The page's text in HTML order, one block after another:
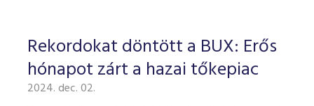
Jelzáloglevél indexek
Vállalati kötvény indexek
Azonnali Piac
Részvények
Származékos piac
Részvény szekció
Hitelpapír szekció
BÉT szabályzatok
Befektetővédelem
Alkalmazott díjstruktúra
Elszámolás
Részvény és vállalati kötvény tőzsdei bevezetését
program
BÉT Xtend - Részvénypiac egyszerűen
TŐZSDETAGOK
Tőzsdetagok, üzletkötők
VENDOROK
Rekordokat döntött a BUX: Erős
hónapot zárt a hazai tőkepiac
2024. dec. 02.